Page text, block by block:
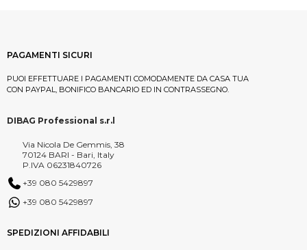
PAGAMENTI SICURI
PUOI EFFETTUARE I PAGAMENTI COMODAMENTE DA CASA TUA
CON PAYPAL, BONIFICO BANCARIO ED IN CONTRASSEGNO.
DIBAG Professional s.r.l
Via Nicola De Gemmis, 38
70124 BARI - Bari, Italy
P.IVA 06231840726
+39 080 5429897
+39 080 5429897
SPEDIZIONI AFFIDABILI